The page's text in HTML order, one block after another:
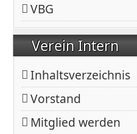
VBG
Verein Intern
Inhaltsverzeichnis
Vorstand
Mitglied werden